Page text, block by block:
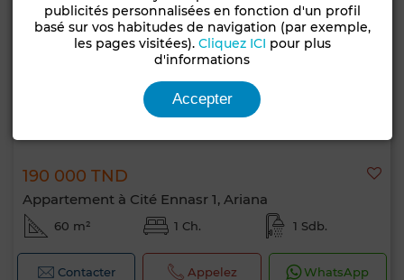
190 000 TND
Appartement à Cité Ennasr 1, Ariana
60 m² 1 Ch. 1 Sdb.
Contacter Appelez WhatsApp
publicités personnalisées en fonction d'un profil
basé sur vos habitudes de navigation (par exemple,
les pages visitées). Cliquez ICI pour plus
d'informations
Accepter